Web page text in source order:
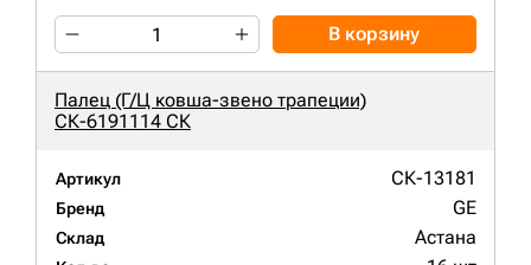
В корзину
Палец (Г/Ц ковша-звено трапеции)
СК-6191114 СК
Артикул СК-13181
Бренд GE
Склад Астана